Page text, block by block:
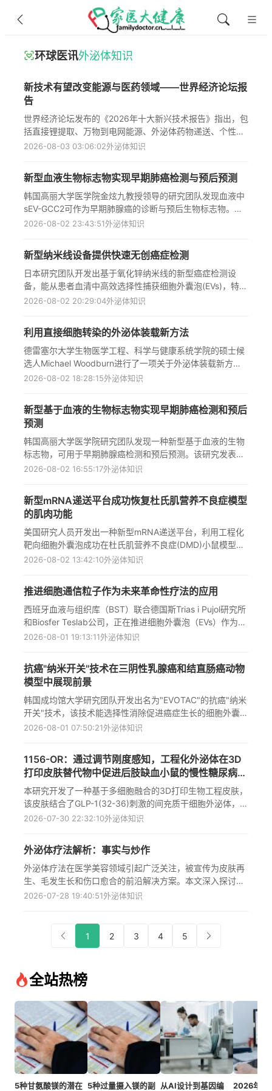
环球医讯外泌体知识
新技术有望改变能源与医药领域——世界经济论坛报
告
世界经济论坛发布的《2026年十大新兴技术报告》指出，包
括直接锂提取、万物到电网能源、外泌体药物递送、个性化
mRNA癌症疫苗等在内的十项新兴技术正接近关键转折点，
变化和难治疾病等全球紧迫挑战的假设，但其实际影响将取
决于基础设施准备、监管适应、制造能力、公众信任和长期
投资等因素。
2026-08-03 03:06:02外泌体知识
新型血液生物标志物实现早期肺癌检测与预后预测
韩国高丽大学医学院金炫九教授领导的研究团队发现血液中
sEV-GCC2可作为早期肺腺癌的诊断与预后生物标志物。该
研究通过分析470名个体（包括150名健康对照者和320名
密切相关。研究还表明GCC2不仅具有诊断价值，可能还参
与癌细胞增殖、肿瘤生长和淋巴结转移过程，有望成为肺癌
治疗的新靶点，为开发基于GCC2的靶向疗法开辟了新途
径，对改善肺癌早期检测和个性化治疗具有重要意义。
2026-08-02 23:43:51外泌体知识
新型纳米线设备提供快速无创癌症检测
日本研究团队开发出基于氧化锌纳米线的新型癌症检测设
备，能从患者血清中高效选择性捕获细胞外囊泡(EVs)，特别
是卵巢癌相关的生物标志物。该技术采用pKNHS 4.2聚合物
望大幅降低传统活检对患者的生理负担，推动液体活检技术
向更精准、更便捷方向发展。
2026-08-02 20:29:04外泌体知识
利用直接细胞转染的外泌体装载新方法
德雷塞尔大学生物医学工程、科学与健康系统学院的硕士候
选人Michael Woodburn进行了一项关于外泌体装载新方法
的研究，该研究探索了使用聚乙烯亚胺(PEI)进行直接细胞转
超过2倍的富集，但对微小偏差的敏感性表明需要进一步改
进以实现一致的药物装载，这项工作为外泌体装载H19和其
他核酸的新方法提供了潜在可行性的基础，对脑部疾病治疗
具有重要意义。
2026-08-02 18:28:15外泌体知识
新型基于血液的生物标志物实现早期肺癌检测和预后
预测
韩国高丽大学医学院研究团队发现一种新型基于血液的生物
标志物，可用于早期肺腺癌检测和预后预测。该研究发表在
《细胞外囊泡杂志》上，表明血液中循环的小细胞外囊泡
高，区分患者与健康个体的准确度达AUC=0.904，且与复
发风险相关，有望用于术前术后风险分层和个性化治疗规
划，甚至可能成为肺癌靶向治疗的新方向。
2026-08-02 16:55:17外泌体知识
新型mRNA递送平台成功恢复杜氏肌营养不良症模型
的肌肉功能
美国研究人员开发出一种新型mRNA递送平台，利用工程化
靶向细胞外囊泡成功在杜氏肌营养不良症(DMD)小鼠模型中
递送全长DMD mRNA，恢复了肌营养不良蛋白的产生并显
现出良好的安全性和生物相容性，为治疗DMD及其他遗传性
疾病提供了新策略，未来可能扩展应用于癌症、自身免疫疾
病、神经退行性疾病等多种疾病的蛋白质恢复治疗。
2026-08-02 13:42:10外泌体知识
推进细胞通信粒子作为未来革命性疗法的应用
西班牙血液与组织库（BST）联合德国斯Trias i Pujol研究所
和Biosfer Teslab公司，正在推进细胞外囊泡（EVs）作为未
来革命性疗法的研究。这项发表在《细胞外囊泡杂志》上的
再生、调节炎症等关键功能，可作为"微型无人机"将药物精
准递送至目标细胞，用于心肌梗死等疾病的治疗，且排斥风
险远低于细胞疗法。该技术有望在再生医学、免疫治疗和
RNA基因治疗领域带来突破。
2026-08-01 19:13:11外泌体知识
抗癌"纳米开关"技术在三阴性乳腺癌和结直肠癌动物
模型中展现前景
韩国成均馆大学研究团队开发出名为"EVOTAC"的抗癌"纳米
开关"技术，该技术能选择性消除促进癌症生长的细胞外囊
泡，同时诱导生成具有抗癌免疫作用的囊泡。在三阴性乳腺
望推动该领域后续研究并开辟新前沿，对改善难治性癌症治
疗具有重大意义。
2026-08-01 07:50:21外泌体知识
1156-OR：通过调节刚度感知，工程化外泌体在3D
打印皮肤替代物中促进后肢缺血小鼠的慢性糖尿病伤
口愈合
本研究开发了一种基于多细胞融合的3D打印生物工程皮肤，
该皮肤结合了GLP-1(32-36)刺激的间充质干细胞外泌体，用
于治疗下肢缺血的糖尿病慢性伤口。研究发现这种"人工皮
成纤维细胞和角质形成细胞介导的疤痕形成，通过调控细胞
骨架蛋白原肌球蛋白等关键分子实现，为糖尿病足溃疡这一
导致非创伤性截肢的主要并发症提供了创新治疗策略。
2026-07-30 22:32:10外泌体知识
外泌体疗法解析：事实与炒作
外泌体疗法在医学美容领域引起广泛关注，被宣传为皮肤再
生、毛发生长和伤口愈合的前沿解决方案。本文深入探讨外
泌体的实际效果与市场炒作之间的界限，分析其科学依据、
临床证据有限，需要更多大规模研究验证其长期效果和安全
性，同时强调外泌体在皮肤修复和术后恢复方面显示出一定
在外泌体治疗前应询问产品来源、制造标准和预期效果等关
键问题。
2026-07-28 19:40:51外泌体知识
1 2 3 4 5
全站热榜
5种甘氨酸镁的潜在 5种过量摄入镁的副 从AI设计到基因编 2026年必